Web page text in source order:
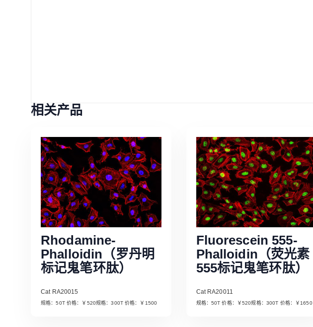
相关产品
Read More
Rhodamine-
Phalloidin（罗丹明
标记鬼笔环肽）
Cat RA20015
规格：50T 价格：￥520规格：300T 价格：￥1500 Read More
Fluorescein 555-
Phalloidin（荧光素
555标记鬼笔环肽）
Cat RA20011
规格：50T 价格：￥520规格：300T 价格：￥1650